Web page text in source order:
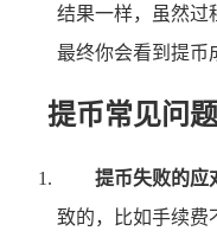
结果一样，虽然过
最终你会看到提币
提币常见问
提币失败的应
致的，比如手续费